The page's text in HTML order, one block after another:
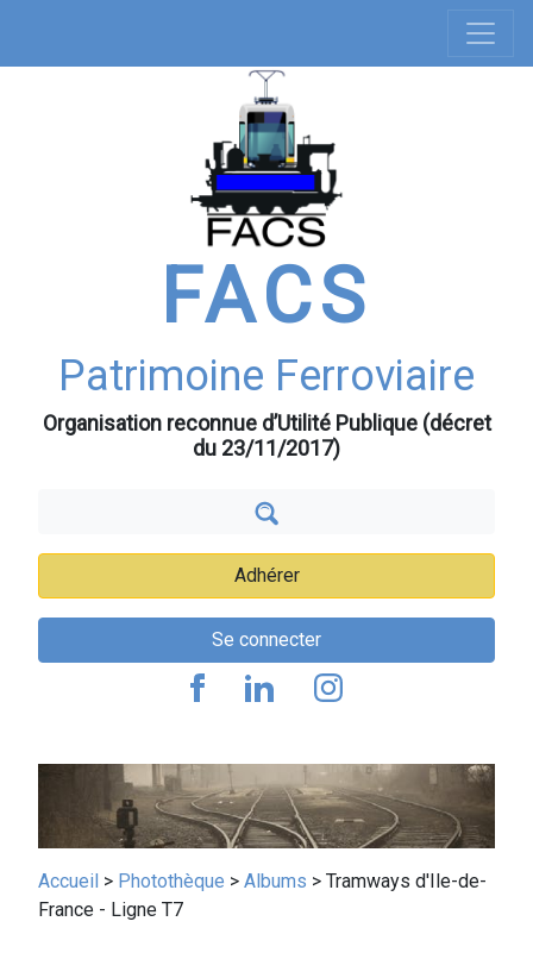
contenu
FACS
Patrimoine Ferroviaire
Organisation reconnue d’Utilité Publique (décret
du 23/11/2017)
Adhérer
Se connecter
principale
Fil
d'Ariane
Accueil Photothèque Albums
Tramways d'Ile-de-
France - Ligne T7